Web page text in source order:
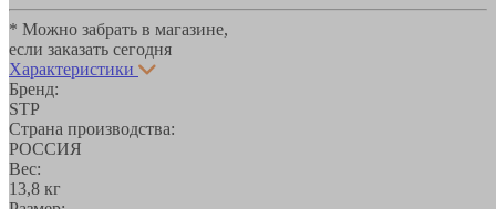
* Можно забрать в магазине,
если заказать сегодня
Характеристики
Бренд:
STP
Страна производства:
РОССИЯ
Вес:
13,8 кг